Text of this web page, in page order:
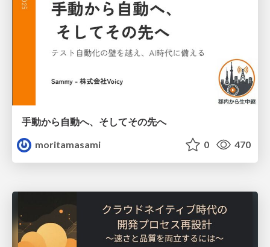
手動から自動へ、そしてその先へ
moritamasami
0 470